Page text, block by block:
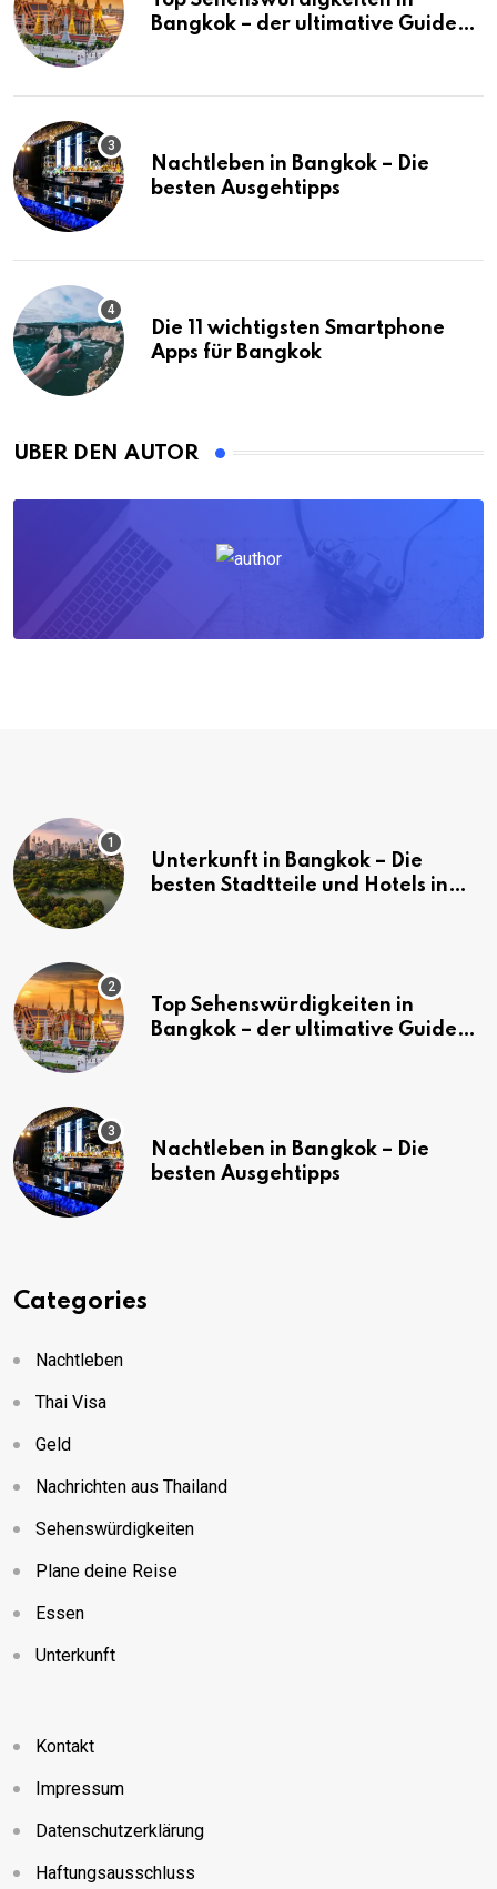
Bangkok – der ultimative Guide
Nachtleben in Bangkok – Die
besten Ausgehtipps
Die 11 wichtigsten Smartphone
Apps für Bangkok
ÜBER DEN AUTOR
Unterkunft in Bangkok – Die
besten Stadtteile und Hotels in
Top Sehenswürdigkeiten in
Bangkok – der ultimative Guide
Nachtleben in Bangkok – Die
besten Ausgehtipps
Categories
Nachtleben
Thai Visa
Geld
Nachrichten aus Thailand
Sehenswürdigkeiten
Plane deine Reise
Essen
Unterkunft
Kontakt
Impressum
Datenschutzerklärung
Haftungsausschluss